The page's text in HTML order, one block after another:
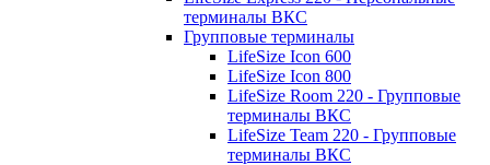
терминалы ВКС
Групповые терминалы
LifeSize Icon 600
LifeSize Icon 800
LifeSize Room 220 - Групповые
терминалы ВКС
LifeSize Team 220 - Групповые
терминалы ВКС